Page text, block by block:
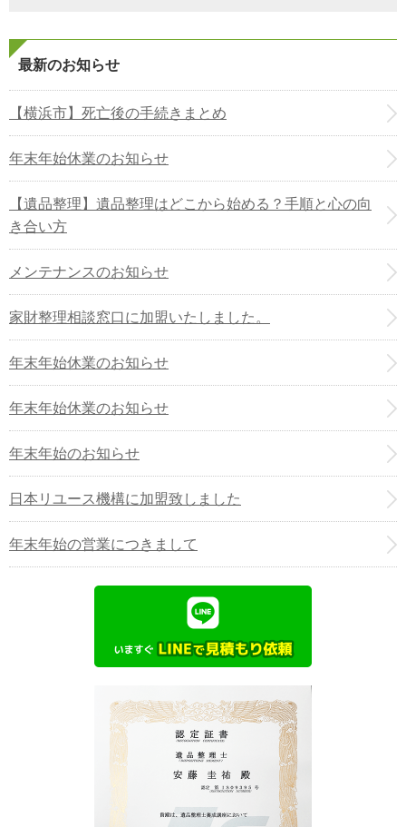
最新のお知らせ
【横浜市】死亡後の手続きまとめ
年末年始休業のお知らせ
【遺品整理】遺品整理はどこから始める？手順と心の向
き合い方
メンテナンスのお知らせ
家財整理相談窓口に加盟いたしました。
年末年始休業のお知らせ
年末年始休業のお知らせ
年末年始のお知らせ
日本リユース機構に加盟致しました
年末年始の営業につきまして